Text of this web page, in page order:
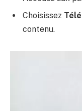
Choisissez
contenu.